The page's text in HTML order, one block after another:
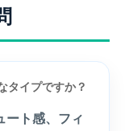
タイプですか？
ート感、フィ